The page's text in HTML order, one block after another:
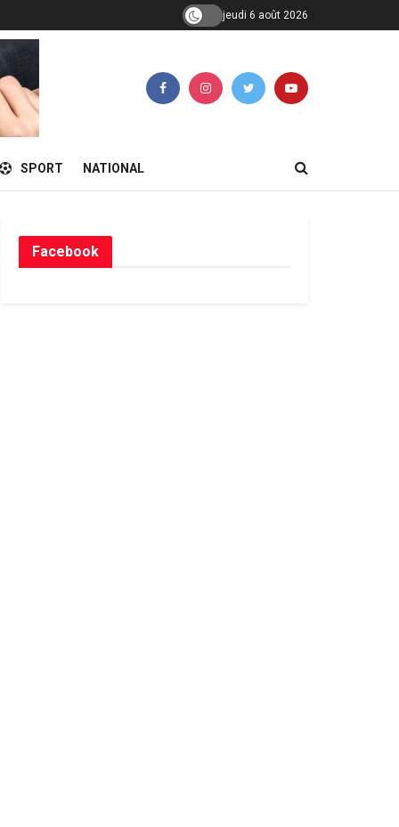
jeudi 6 août 2026
SPORT NATIONAL
Facebook